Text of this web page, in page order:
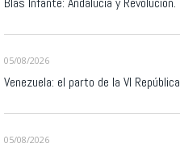
05/08/2026
Venezuela: el parto de la VI República
05/08/2026